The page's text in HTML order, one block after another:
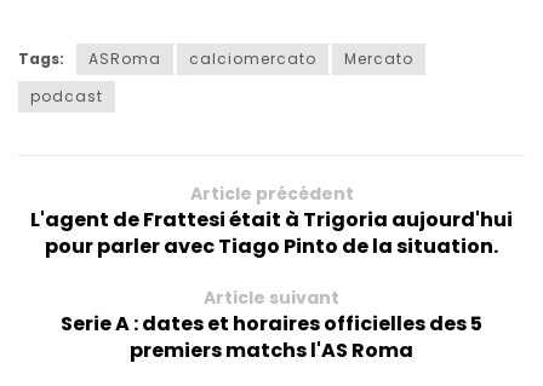
Tags: ASRoma calciomercato
Mercato
podcast
Article précédent
L'agent de Frattesi était à Trigoria aujourd'hui
pour parler avec Tiago Pinto de la situation.
Article suivant
Serie A : dates et horaires officielles des 5
premiers matchs l'AS Roma